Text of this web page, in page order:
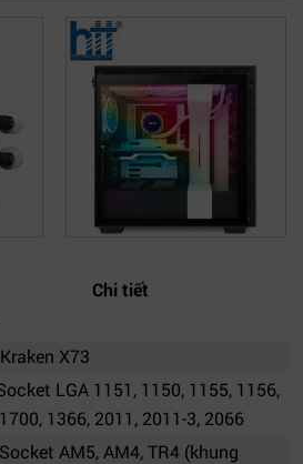
Chi tiết
X73
LGA 1151, 1150, 1155, 1156,
1366, 2011, 2011-3, 2066
AM5, AM4, TR4 (khung